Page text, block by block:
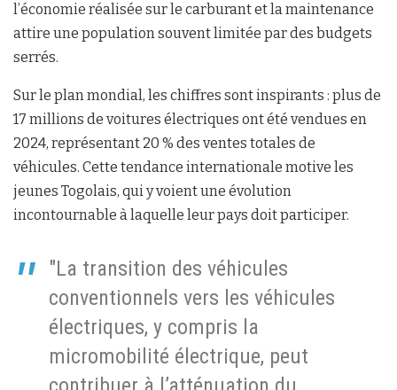
l’économie réalisée sur le carburant et la maintenance
attire une population souvent limitée par des budgets
serrés.
Sur le plan mondial, les chiffres sont inspirants : plus de
17 millions de voitures électriques ont été vendues en
2024, représentant 20 % des ventes totales de
véhicules. Cette tendance internationale motive les
jeunes Togolais, qui y voient une évolution
incontournable à laquelle leur pays doit participer.
"La transition des véhicules
conventionnels vers les véhicules
électriques, y compris la
micromobilité électrique, peut